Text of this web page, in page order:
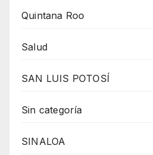
Quintana Roo
Salud
SAN LUIS POTOSÍ
Sin categoría
SINALOA